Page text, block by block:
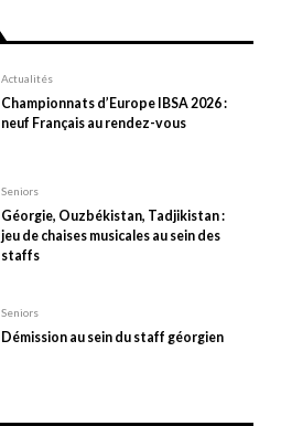
Actualités
Championnats d’Europe IBSA 2026 :
neuf Français au rendez-vous
Seniors
Géorgie, Ouzbékistan, Tadjikistan :
jeu de chaises musicales au sein des
staffs
Seniors
Démission au sein du staff géorgien